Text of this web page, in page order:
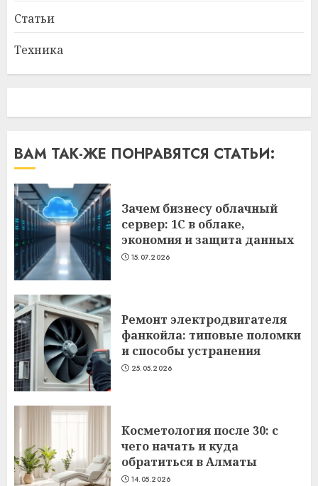
Статьи
Техника
ВАМ ТАК-ЖЕ ПОНРАВЯТСЯ СТАТЬИ:
Зачем бизнесу облачный
сервер: 1С в облаке,
экономия и защита данных
15.07.2026
Ремонт электродвигателя
фанкойла: типовые поломки
и способы устранения
25.05.2026
Косметология после 30: с
чего начать и куда
обратиться в Алматы
14.05.2026